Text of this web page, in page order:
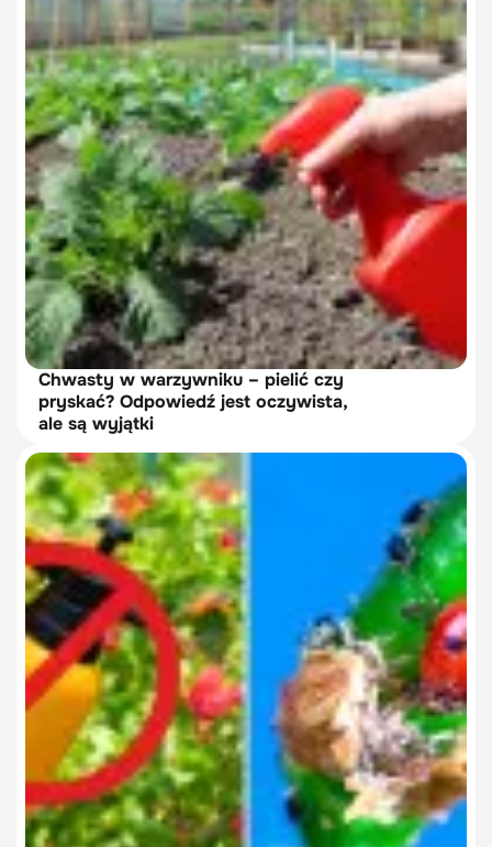
Chwasty w warzywniku – pielić czy
pryskać? Odpowiedź jest oczywista,
ale są wyjątki